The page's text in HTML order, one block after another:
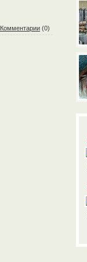
Комментарии (0)